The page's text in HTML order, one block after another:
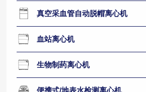
真空采血管自动脱帽离心机
血站离心机
生物制药离心机
便携式/地表水检测离心机